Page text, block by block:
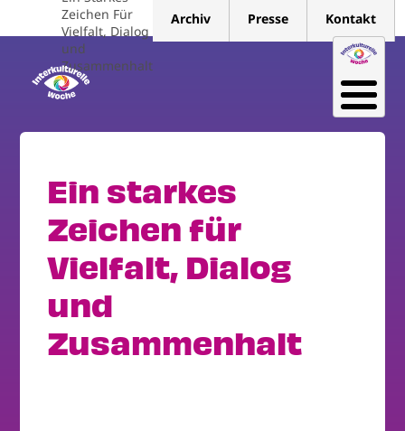
Zeichen Für
Vielfalt, Dialog
und
Zusammenhalt
Archiv Presse Kontakt
Ein starkes
Zeichen für
Vielfalt, Dialog
und
Zusammenhalt